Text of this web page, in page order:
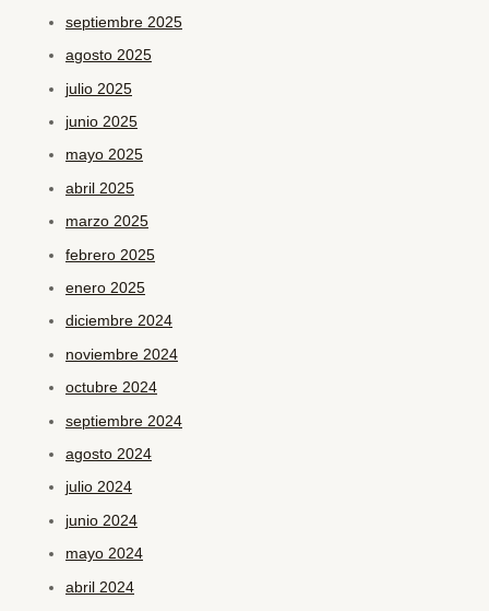
septiembre 2025
agosto 2025
julio 2025
junio 2025
mayo 2025
abril 2025
marzo 2025
febrero 2025
enero 2025
diciembre 2024
noviembre 2024
octubre 2024
septiembre 2024
agosto 2024
julio 2024
junio 2024
mayo 2024
abril 2024